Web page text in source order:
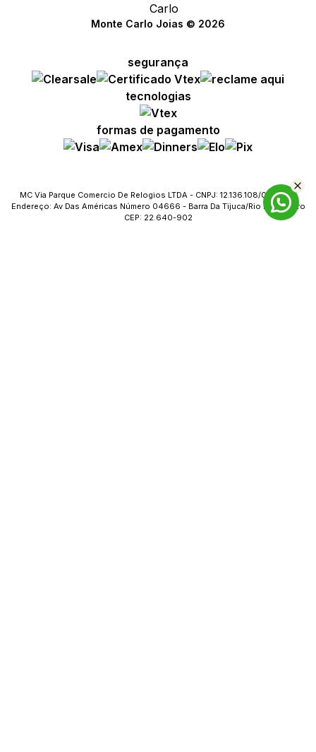
Monte Carlo Joias © 2026
segurança
tecnologias
formas de pagamento
MC Via Parque Comercio De Relogios LTDA - CNPJ: 12.136.108/0023-09
Endereço: Av Das Américas Número 04666 - Barra Da Tijuca/Rio De Janeiro
CEP: 22.640-902